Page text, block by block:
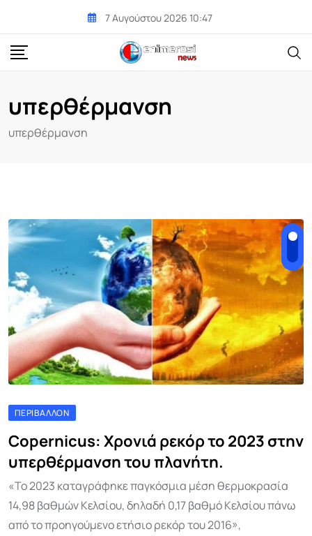
content
7 Αυγούστου 2026 10:47
υπερθέρμανση
υπερθέρμανση
ΠΕΡΙΒΆΛΛΟΝ
Copernicus: Χρονιά ρεκόρ το 2023 στην
υπερθέρμανση του πλανήτη.
«Το 2023 καταγράφηκε παγκόσμια μέση θερμοκρασία
14,98 βαθμών Κελσίου, δηλαδή 0,17 βαθμό Κελσίου πάνω
από το προηγούμενο ετήσιο ρεκόρ του 2016»,